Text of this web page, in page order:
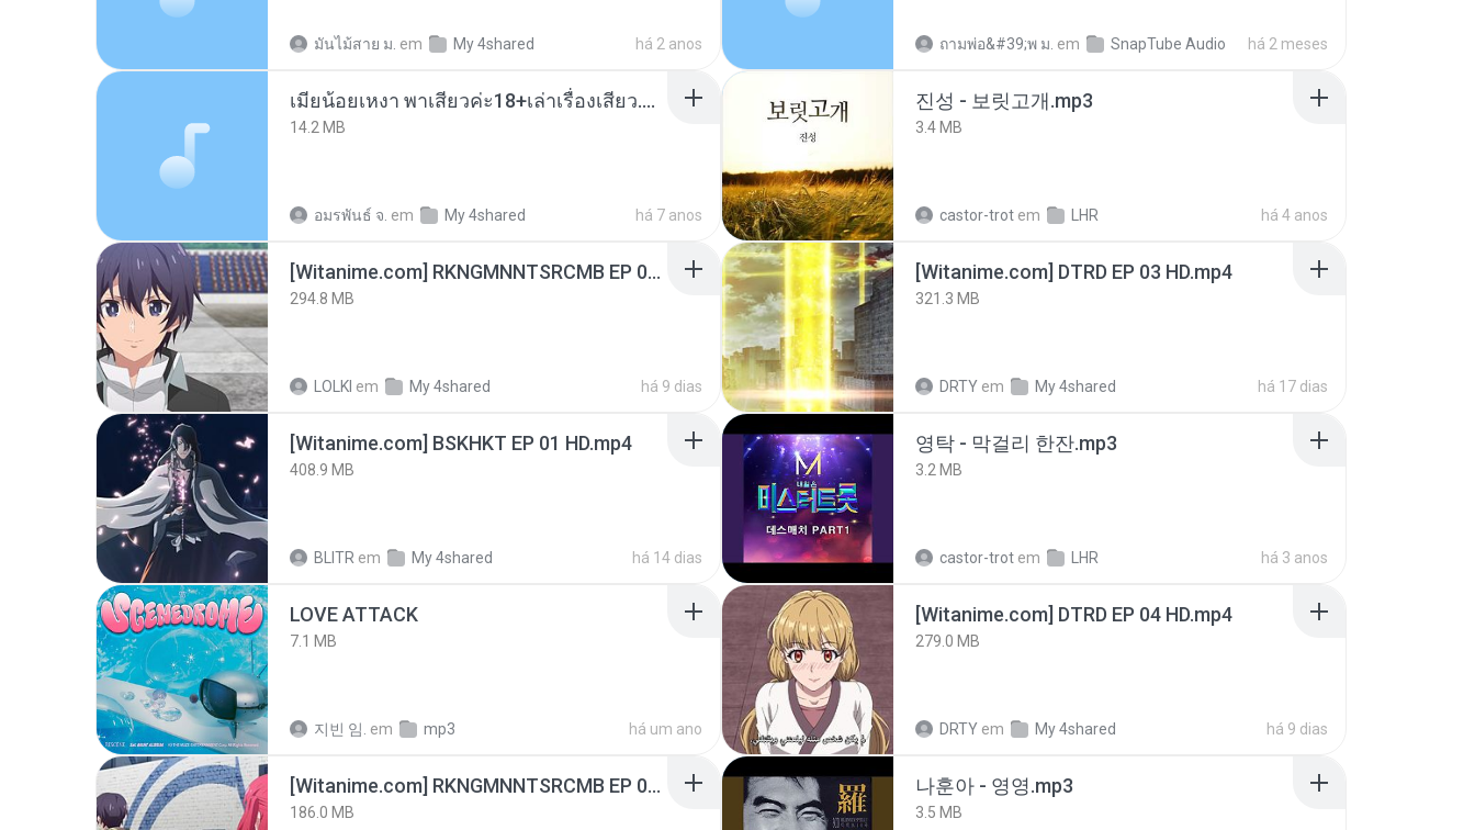
มันไม้สาย ม. em My 4shared há 2 anos ถามพ่อ&#39;พ ม. em SnapTube Audio há 2 meses
เมียน้อยเหงา พาเสียวค่ะ18+เล่าเรื่องเสียว.mp3
14.2 MB
อมรพันธ์ จ. em My 4shared há 7 anos
진성 - 보릿고개.mp3
3.4 MB
castor-trot em LHR há 4 anos
[Witanime.com] RKNGMNNTSRCMB EP 06 HD.mp4
294.8 MB
LOLKI em My 4shared há 9 dias
[Witanime.com] DTRD EP 03 HD.mp4
321.3 MB
DRTY em My 4shared há 17 dias
[Witanime.com] BSKHKT EP 01 HD.mp4
408.9 MB
BLITR em My 4shared há 14 dias
영탁 - 막걸리 한잔.mp3
3.2 MB
castor-trot em LHR há 3 anos
LOVE ATTACK
7.1 MB
지빈 임. em mp3 há um ano
[Witanime.com] DTRD EP 04 HD.mp4
279.0 MB
DRTY em My 4shared há 9 dias
[Witanime.com] RKNGMNNTSRCMB EP 05 HD.mp4
186.0 MB
나훈아 - 영영.mp3
3.5 MB